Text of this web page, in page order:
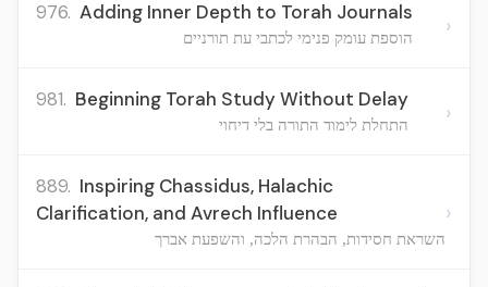
976. Adding Inner Depth to Torah Journals
הוספת עומק פנימי לכתבי עת תורניים ›
981. Beginning Torah Study Without Delay
התחלת לימוד התורה בלי דיחוי ›
889. Inspiring Chassidus, Halachic
Clarification, and Avrech Influence
השראת חסידות, הבהרת הלכה, והשפעת אברך
›